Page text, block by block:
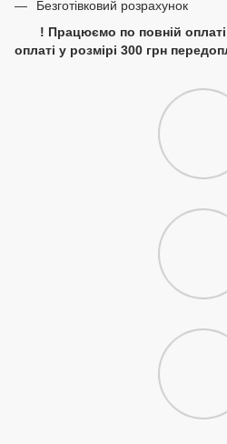
Безготівковий розрахунок
! Працюємо по повній
оплаті у розмірі 300 грн